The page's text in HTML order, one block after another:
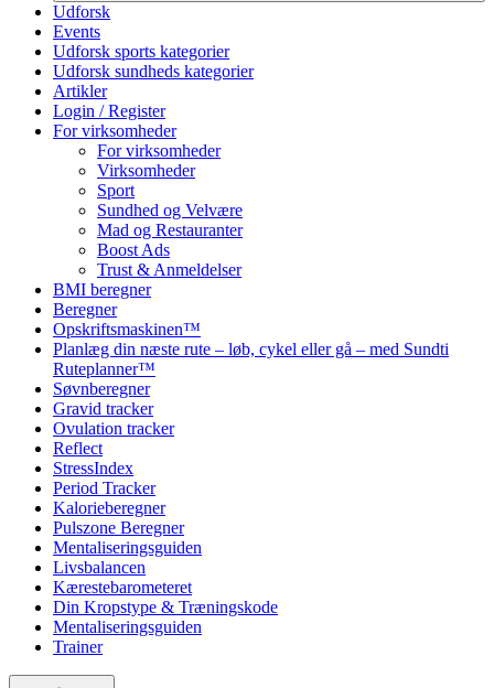
Udforsk
Events
Udforsk sports kategorier
Udforsk sundheds kategorier
Artikler
Login / Register
For virksomheder
For virksomheder
Virksomheder
Sport
Sundhed og Velvære
Mad og Restauranter
Boost Ads
Trust & Anmeldelser
BMI beregner
Beregner
Opskriftsmaskinen™
Planlæg din næste rute – løb, cykel eller gå – med Sundti
Ruteplanner™
Søvnberegner
Gravid tracker
Ovulation tracker
Reflect
StressIndex
Period Tracker
Kalorieberegner
Pulszone Beregner
Mentaliseringsguiden
Livsbalancen
Kærestebarometeret
Din Kropstype & Træningskode
Mentaliseringsguiden
Trainer